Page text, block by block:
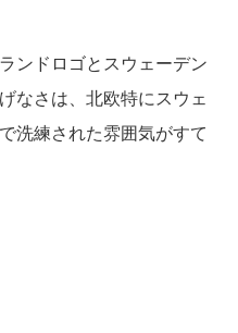
ンドロゴとスウェーデン
なさは、北欧特にスウェ
洗練された雰囲気がすて